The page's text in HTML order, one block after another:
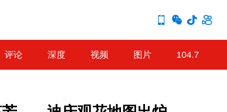
评论 深度 视频 图片 104.7